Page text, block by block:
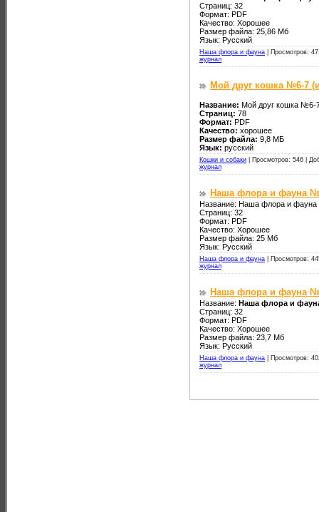
Страниц: 32
Формат: PDF
Качество: Хорошее
Размер файла: 25,86 Мб
Язык: Русский
Наша флора и фауна
Просмотров:
журнал
Мой друг кошка №6-7
Название: Мой друг кошка №6-
Страниц: 78
Формат: PDF
Качество: хорошее
Размер файла: 9,8 МБ
Язык: русский
Кошки и собаки Просмотров: 546 |
журнал
Наша флора и фауна
Название: Наша флора и
Страниц: 32
Формат: PDF
Качество: Хорошее
Размер файла: 25 Мб
Язык: Русский
Наша флора и фауна
Просмотров:
журнал
Наша флора и фауна
Название: Наша флора и
Страниц: 32
Формат: PDF
Качество: Хорошее
Размер файла: 23,7 Мб
Язык: Русский
Наша флора и фауна
Просмотров:
журнал